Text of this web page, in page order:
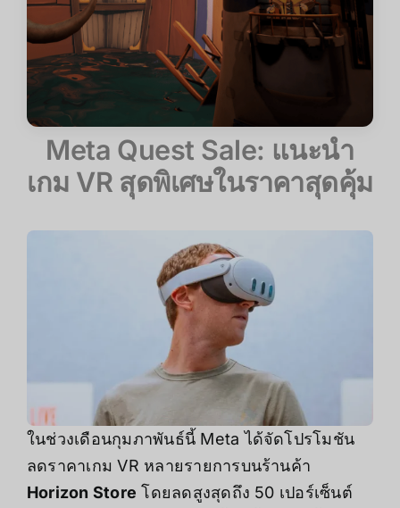
Meta Quest Sale: แนะนำ
เกม VR สุดพิเศษในราคาสุดคุ้ม
ในช่วงเดือนกุมภาพันธ์นี้ Meta ได้จัดโปรโมชัน
ลดราคาเกม VR หลายรายการบนร้านค้า
Horizon Store โดยลดสูงสุดถึง 50 เปอร์เซ็นต์